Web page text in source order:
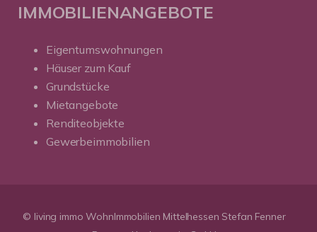
IMMOBILIENANGEBOTE
Eigentumswohnungen
Häuser zum Kauf
Grundstücke
Mietangebote
Renditeobjekte
Gewerbeimmobilien
© living immo WohnImmobilien Mittelhessen Stefan Fenner